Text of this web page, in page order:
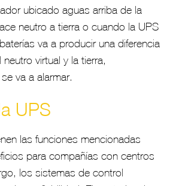
ubicado aguas arriba de la
neutro a tierra o cuando la UPS
va a producir una diferencia
virtual y la tierra,
va a alarmar.
UPS
las funciones mencionadas
para compañías con centros
los sistemas de control